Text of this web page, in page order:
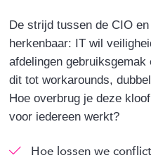
De strijd tussen de CIO
herkenbaar: IT wil
afdelingen
dit tot workarounds,
Hoe overbrug je deze
voor iedereen werkt?
Hoe lossen we